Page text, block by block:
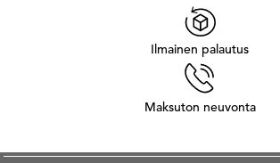
Ilmainen palautus
Maksuton neuvonta